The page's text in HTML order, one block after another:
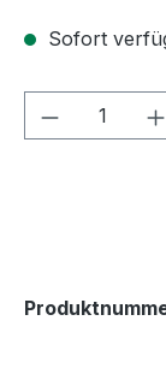
Sofort
Produkt